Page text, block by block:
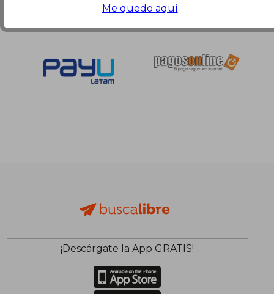
¡Descárgate la App GRATIS!
Me quedo aquí